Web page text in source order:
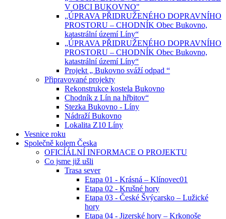
V OBCI BUKOVNO"
„ÚPRAVA PŘIDRUŽENÉHO DOPRAVNÍHO
PROSTORU – CHODNÍK Obec Bukovno,
katastrální území Líny“
„ÚPRAVA PŘIDRUŽENÉHO DOPRAVNÍHO
PROSTORU – CHODNÍK Obec Bukovno,
katastrální území Líny“
Projekt „ Bukovno sváží odpad “
Připravované projekty
Rekonstrukce kostela Bukovno
Chodník z Lín na hřbitov“
Stezka Bukovno - Líny
Nádraží Bukovno
Lokalita Z10 Líny
Vesnice roku
Společně kolem Česka
OFICÍÁLNÍ INFORMACE O PROJEKTU
Co jsme již ušli
Trasa sever
Etapa 01 - Krásná – Klínovec01
Etapa 02 - Krušné hory
Etapa 03 - České Švýcarsko – Lužické
hory
Etapa 04 - Jizerské hory – Krkonoše